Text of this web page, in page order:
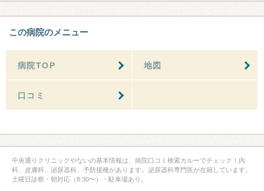
この病院のメニュー
病院TOP 地図
口コミ
中央通りクリニックやないの基本情報は、病院口コミ検索カルーでチェック！内
科、皮膚科、泌尿器科、予防接種があります。泌尿器科専門医が在籍しています。
土曜日診察・朝対応（8:30〜）・駐車場あり。